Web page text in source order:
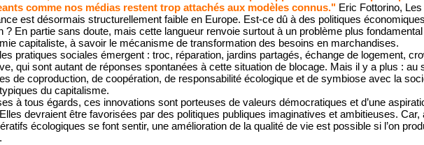
comme nos médias restent trop attachés aux modèles connus."Eric Fottorino, Les
est désormais structurellement faible en Europe. Est-ce dû à des politiques
? En partie sans doute, mais cette langueur renvoie surtout à un problème plus
capitaliste, à savoir le mécanisme de transformation des besoins en marchandises.
pratiques sociales émergent : troc, réparation, jardins partagés, échange de logement,
qui sont autant de réponses spontanées à cette situation de blocage. Mais il y a plus : au
de coproduction, de coopération, de responsabilité écologique et de symbiose avec la
du capitalisme.
à tous égards, ces innovations sont porteuses de valeurs démocratiques et d’une
devraient être favorisées par des politiques publiques imaginatives et ambitieuses. Car,
écologiques se font sentir, une amélioration de la qualité de vie est possible si l’on